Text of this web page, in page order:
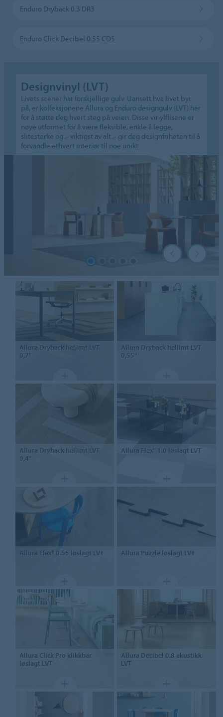
Enduro Dryback 0.3 DR3
Enduro Click Decibel 0.55 CD5
Designvinyl (LVT)
Livets scener har forskjellige gulv. Uansett hva livet byr
på, er kolleksjonene Allura og Enduro designgulv (LVT) her
for å støtte deg hvert steg på veien. Disse vinylflisene er
nøye utformet for å være fleksible, enkle å legge,
slitesterke og – viktigst av alt – gir deg designfriheten til å
forvandle ethvert interiør til noe unikt.
Allura Drybackhellimt LVT
0,7"
Allura Dryback hellimt LVT
0,55"
Allura Drybackhellimt LVT
0,4"
Allura Flex" 1.0 løslagt LVT
Allura Flex" 0.55 løslagt LVT Allura Puzzle løslagt LVT
Allura Click Pro klikkbar
løslagt LVT
Allura Decibel 0.8 akustikk
LVT